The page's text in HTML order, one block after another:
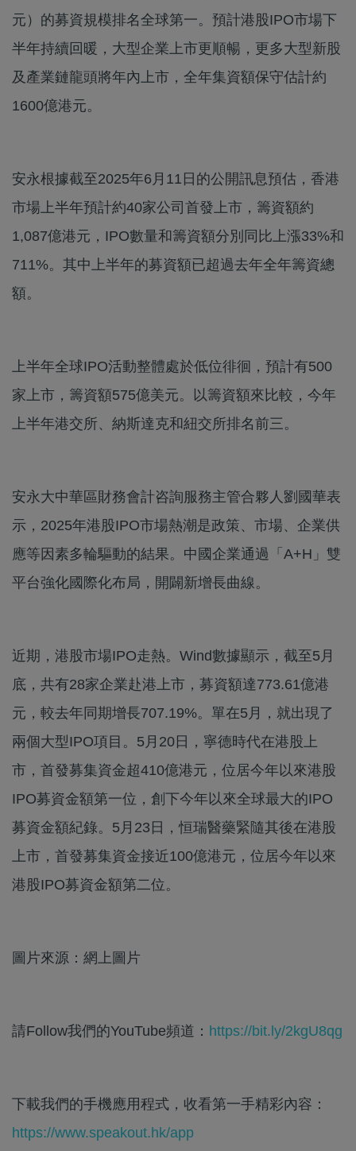
元）的募資規模排名全球第一。預計港股IPO市場下
半年持續回暖，大型企業上市更順暢，更多大型新股
及產業鏈龍頭將年內上市，全年集資額保守估計約
1600億港元。
安永根據截至2025年6月11日的公開訊息預估，香港
市場上半年預計約40家公司首發上市，籌資額約
1,087億港元，IPO數量和籌資額分別同比上漲33%和
711%。其中上半年的募資額已超過去年全年籌資總
額。
上半年全球IPO活動整體處於低位徘徊，預計有500
家上市，籌資額575億美元。以籌資額來比較，今年
上半年港交所、納斯達克和紐交所排名前三。
安永大中華區財務會計咨詢服務主管合夥人劉國華表
示，2025年港股IPO市場熱潮是政策、市場、企業供
應等因素多輪驅動的結果。中國企業通過「A+H」雙
平台強化國際化布局，開闢新增長曲線。
近期，港股市場IPO走熱。Wind數據顯示，截至5月
底，共有28家企業赴港上市，募資額達773.61億港
元，較去年同期增長707.19%。單在5月，就出現了
兩個大型IPO項目。5月20日，寧德時代在港股上
市，首發募集資金超410億港元，位居今年以來港股
IPO募資金額第一位，創下今年以來全球最大的IPO
募資金額紀錄。5月23日，恒瑞醫藥緊隨其後在港股
上市，首發募集資金接近100億港元，位居今年以來
港股IPO募資金額第二位。
圖片來源：網上圖片
請Follow我們的YouTube頻道： https://bit.ly/2kgU8qg
下載我們的手機應用程式，收看第一手精彩內容：
https://www.speakout.hk/app